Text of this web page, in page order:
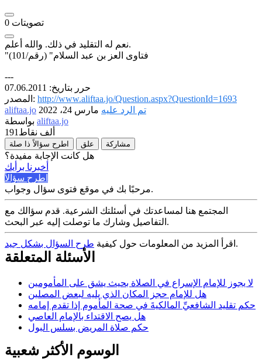
0 تصويتات
نعم له التقليد في ذلك. والله أعلم.
"فتاوى العز بن عبد السلام" (رقم/101)
---
حرر بتاريخ: 07.06.2011
المصدر: http://www.aliftaa.jo/Question.aspx?QuestionId=1693
aliftaa.jo
تم الرد عليه مارس 24، 2022
aliftaa.jo
191ألف نقاط
اطرح سؤالاً ذا صلة علق مشاركة
هل كانت الإجابة مفيدة؟
أخبرنا برأيك
اطرح سؤالاً
مرحبًا بك في موقع فتوى سؤال وجواب.
المجتمع هنا لمساعدتك في أسئلتك الشرعية. قدم سؤالك مع
التفاصيل وشارك ما توصلت إليه عبر البحث.
اقرأ المزيد من المعلومات حول كيفية طرح السؤال بشكل جيد .
الأسئلة المتعلقة
لا يجوز للإمام الإسراع في الصلاة بحيث يشق على المأمومين
هل للإمام حجز المكان الذي يليه لبعض المصلين
حكم تقليد الشافعيِّ المالكيةَ في صحة المأموم إذا تقدم إمامه
هل يصح الاقتداء بالإمام العاصي
حكم صلاة المريض بسلس البول
الوسوم الأكثر شعبية